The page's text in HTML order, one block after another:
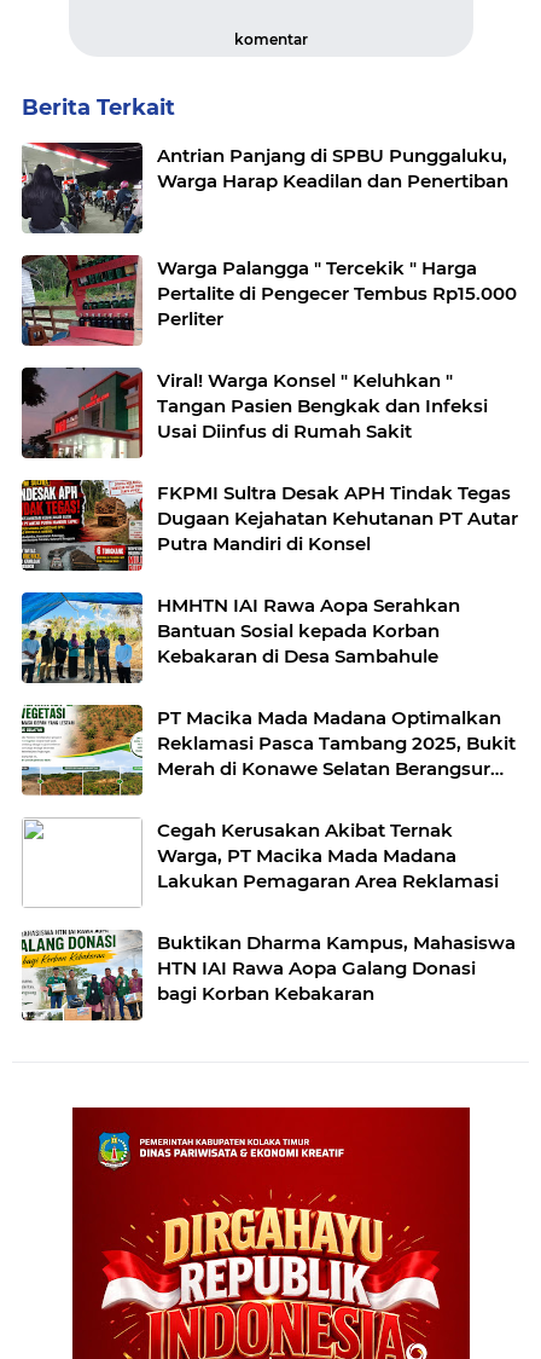
komentar
Berita Terkait
Antrian Panjang di SPBU Punggaluku,
Warga Harap Keadilan dan Penertiban
Warga Palangga " Tercekik " Harga
Pertalite di Pengecer Tembus Rp15.000
Perliter
Viral! Warga Konsel " Keluhkan "
Tangan Pasien Bengkak dan Infeksi
Usai Diinfus di Rumah Sakit
FKPMI Sultra Desak APH Tindak Tegas
Dugaan Kejahatan Kehutanan PT Autar
Putra Mandiri di Konsel
HMHTN IAI Rawa Aopa Serahkan
Bantuan Sosial kepada Korban
Kebakaran di Desa Sambahule
PT Macika Mada Madana Optimalkan
Reklamasi Pasca Tambang 2025, Bukit
Merah di Konawe Selatan Berangsur
Cegah Kerusakan Akibat Ternak
Warga, PT Macika Mada Madana
Lakukan Pemagaran Area Reklamasi
Buktikan Dharma Kampus, Mahasiswa
HTN IAI Rawa Aopa Galang Donasi
bagi Korban Kebakaran